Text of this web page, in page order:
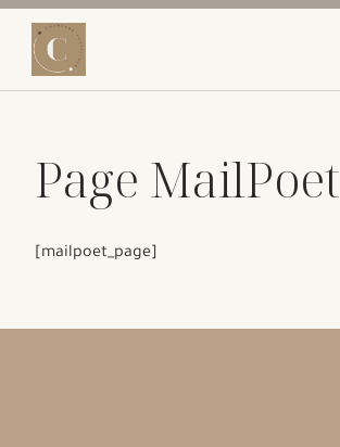
Aller
contenu
Page MailPoet
[mailpoet_page]